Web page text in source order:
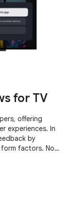
for TV
offering
experiences. In
by
factors. Now,